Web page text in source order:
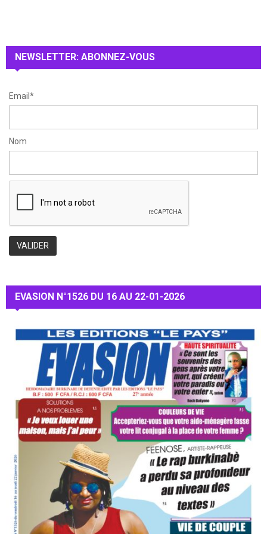
:
NEWSLETTER: ABONNEZ-VOUS
Email*
Nom
EVASION N°1526 DU 16 AU 22-01-2026